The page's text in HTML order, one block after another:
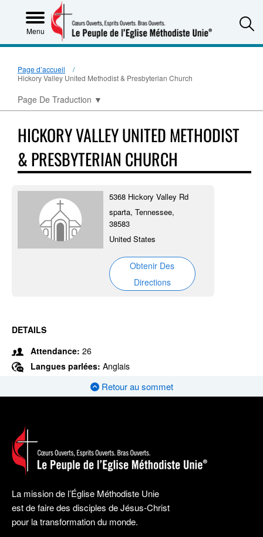
Menu
Page d’accueil
Hickory Valley United Methodist & Presbyterian Church
Page De Traduction ▼
HICKORY VALLEY UNITED METHODIST
& PRESBYTERIAN CHURCH
5368 Hickory Valley Rd
sparta, Tennessee,
38583
United States
Obtenir Des
Directions
DETAILS
Attendance: 26
Langues parlées: Anglais
Retour au sommet
La mission de l’Église Méthodiste Unie
est de faire des disciples de Jésus-Christ
pour la transformation du monde.